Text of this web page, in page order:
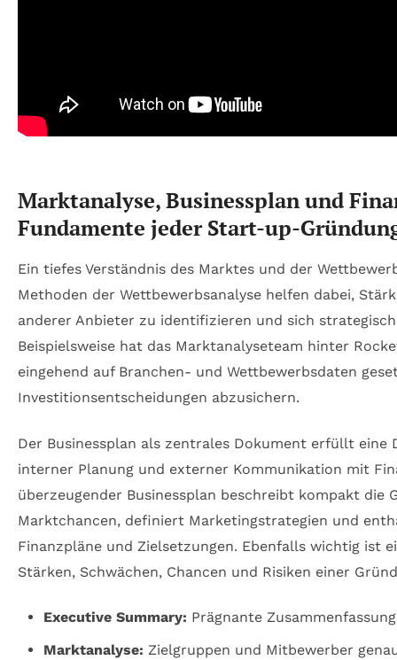
Marktanalyse, Businessplan und
Fundamente jeder Start-up-
Ein tiefes Verständnis des Marktes und der
Methoden der Wettbewerbsanalyse helfen dabei,
anderer Anbieter zu identifizieren und sich
Beispielsweise hat das Marktanalyseteam hinter
eingehend auf Branchen- und Wettbewerbsdaten
Investitionsentscheidungen abzusichern.
Der Businessplan als zentrales Dokument erfüllt eine
interner Planung und externer Kommunikation mit
überzeugender Businessplan beschreibt kompakt die
Marktchancen, definiert Marketingstrategien und
Finanzpläne und Zielsetzungen. Ebenfalls wichtig ist
Stärken, Schwächen, Chancen und Risiken einer
Executive Summary: Prägnante
Marktanalyse: Zielgruppen und Mitbewerber